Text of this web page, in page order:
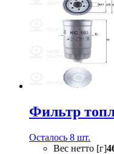
Фильтр
Осталось 8 шт.
Вес нетто [г]